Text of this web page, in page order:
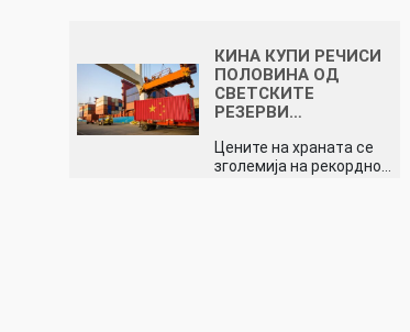
КИНА КУПИ РЕЧИСИ
ПОЛОВИНА ОД
СВЕТСКИТЕ
РЕЗЕРВИ…
Цените на храната се
зголемија на рекордно…